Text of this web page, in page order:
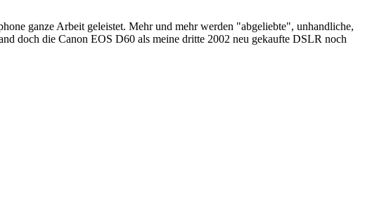
ganze Arbeit geleistet. Mehr und mehr werden "abgeliebte", unhandliche,
doch die Canon EOS D60 als meine dritte 2002 neu gekaufte DSLR noch